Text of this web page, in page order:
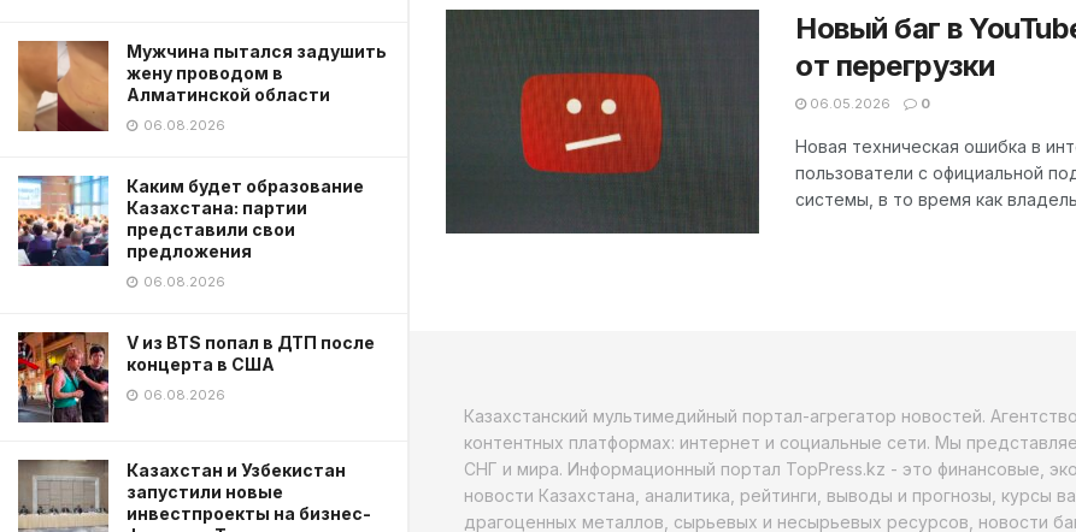
Мужчина пытался задушить
жену проводом в
Алматинской области
06.08.2026
Каким будет образование
Казахстана: партии
представили свои
предложения
06.08.2026
V из BTS попал в ДТП после
концерта в США
06.08.2026
Казахстан и Узбекистан
запустили новые
инвестпроекты на бизнес-
Новый баг в
от перегрузки
06.05.2026 0
Новая техническая ошибка в
пользователи с официальной
системы, в то время как
Казахстанский мультимедийный портал-агрегатор новостей.
контентных платформах: интернет и социальные сети. Мы
СНГ и мира. Информационный портал TopPress.kz - это финансовые,
новости Казахстана, аналитика, рейтинги, выводы и прогнозы, курсы
драгоценных металлов, сырьевых и несырьевых ресурсов, новости